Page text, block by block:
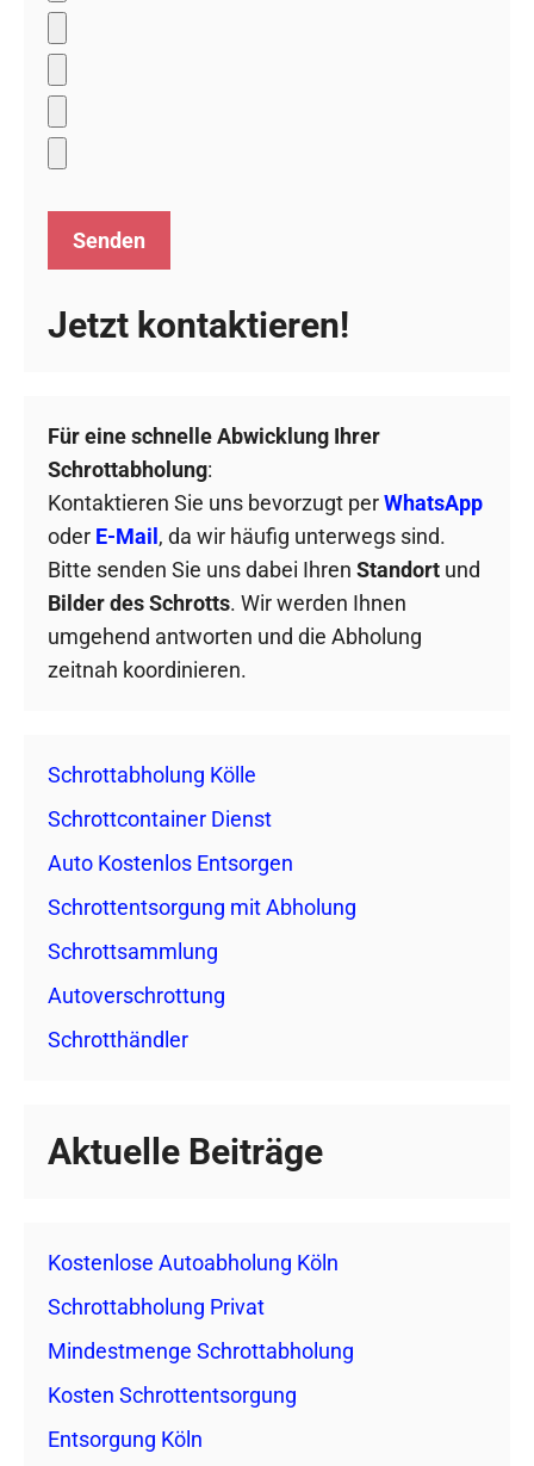
Jetzt kontaktieren!
Für eine schnelle Abwicklung Ihrer
Schrottabholung:
Kontaktieren Sie uns bevorzugt perWhatsApp
oder E-Mail, da wir häufig unterwegs sind.
Bitte senden Sie uns dabei Ihren Standort und
Bilder des Schrotts. Wir werden Ihnen
umgehend antworten und die Abholung
zeitnah koordinieren.
Schrottabholung Kölle
Schrottcontainer Dienst
Auto Kostenlos Entsorgen
Schrottentsorgung mit Abholung
Schrottsammlung
Autoverschrottung
Schrotthändler
Aktuelle Beiträge
Kostenlose Autoabholung Köln
Schrottabholung Privat
Mindestmenge Schrottabholung
Kosten Schrottentsorgung
Entsorgung Köln